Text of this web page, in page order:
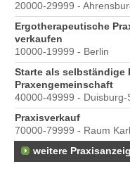
20000-29999 -
Ergotherapeutische
verkaufen
10000-19999 - Berlin
Starte als selbständige
Praxengemeinschaft
40000-49999 - Duisburg-
Praxisverkauf
70000-79999 - Raum
weitere